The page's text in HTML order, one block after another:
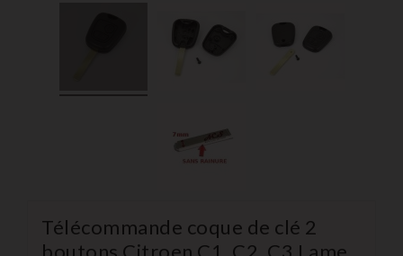
Télécommande coque de clé 2
boutons Citroen C1, C2, C3 Lame